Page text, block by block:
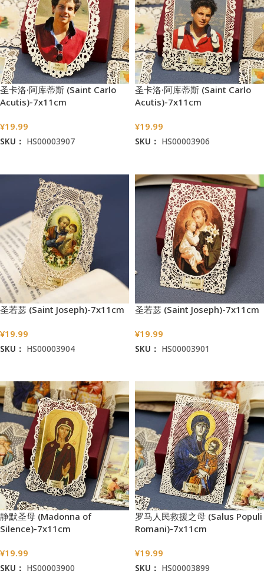
圣卡洛·阿库蒂斯 (Saint Carlo
Acutis)-7x11cm
¥19.99
SKU： HS00003907
圣卡洛·阿库蒂斯 (Saint Carlo
Acutis)-7x11cm
¥19.99
SKU： HS00003906
圣若瑟 (Saint Joseph)-7x11cm
¥19.99
SKU： HS00003904
圣若瑟 (Saint Joseph)-7x11cm
¥19.99
SKU： HS00003901
静默圣母 (Madonna of
Silence)-7x11cm
¥19.99
SKU： HS00003900
罗马人民救援之母 (Salus Populi
Romani)-7x11cm
¥19.99
SKU： HS00003899